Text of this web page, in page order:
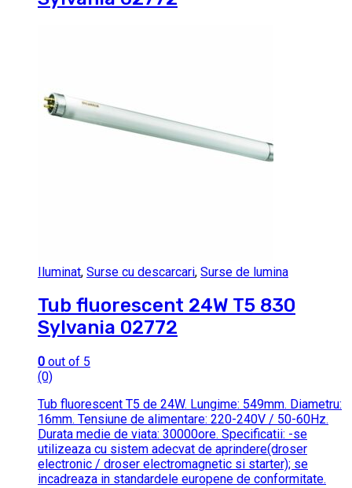
Iluminat, Surse cu descarcari, Surse de lumina
Tub fluorescent 24W T5 830
Sylvania 02772
0 out of 5
(0)
Tub fluorescent T5 de 24W. Lungime: 549mm. Diametru:
16mm. Tensiune de alimentare: 220-240V / 50-60Hz.
Durata medie de viata: 30000ore. Specificatii: -se
utilizeaza cu sistem adecvat de aprindere(droser
electronic / droser electromagnetic si starter); se
incadreaza in standardele europene de conformitate.